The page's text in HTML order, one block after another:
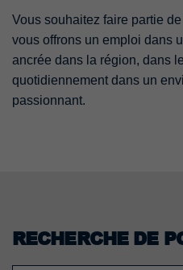
Vous souhaitez faire partie
vous offrons un emploi dans
ancrée dans la région, dans
quotidiennement dans un
passionnant.
RECHERCHE DE